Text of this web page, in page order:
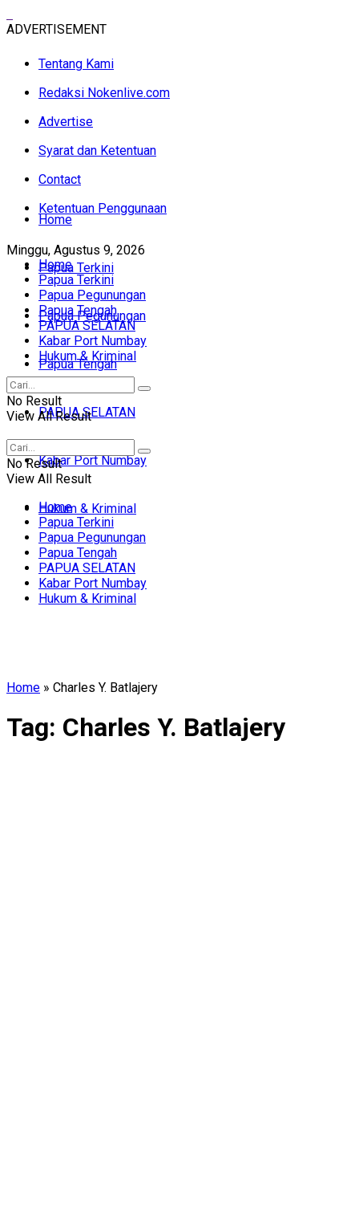
ADVERTISEMENT
Tentang Kami
Redaksi Nokenlive.com
Advertise
Syarat dan Ketentuan
Contact
Ketentuan Penggunaan
Minggu, Agustus 9, 2026
Home
Papua Terkini
Papua Pegunungan
Papua Tengah
PAPUA SELATAN
Kabar Port Numbay
Hukum & Kriminal
Home
Papua Terkini
Papua Pegunungan
Papua Tengah
PAPUA SELATAN
Kabar Port Numbay
Hukum & Kriminal
No Result
View All Result
No Result
View All Result
Home
Papua Terkini
Papua Pegunungan
Papua Tengah
PAPUA SELATAN
Kabar Port Numbay
Hukum & Kriminal
Home » Charles Y. Batlajery
Tag: Charles Y. Batlajery